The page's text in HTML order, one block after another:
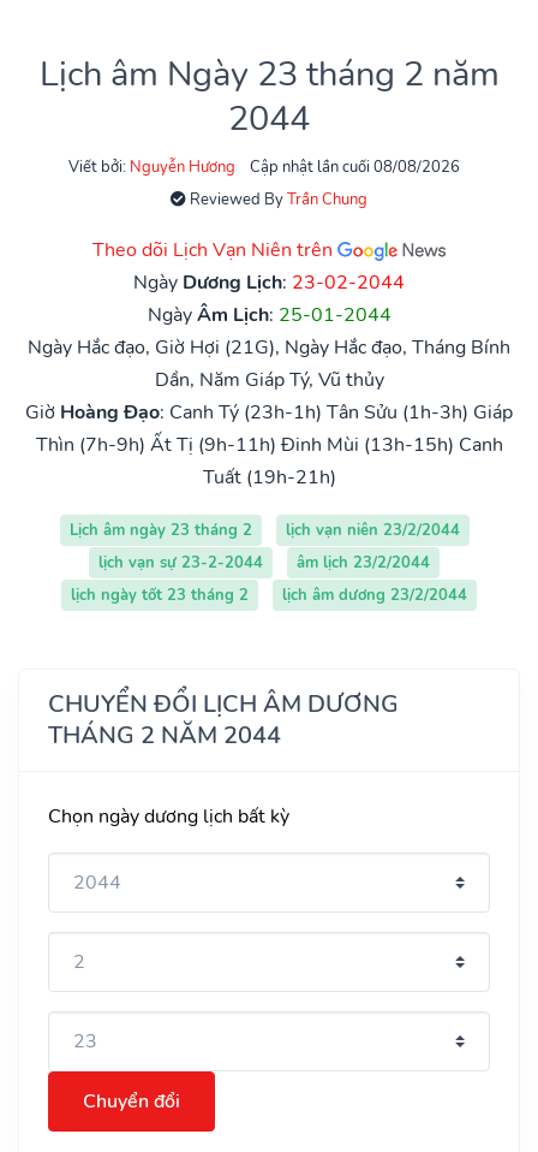
Lịch âm Ngày 23 tháng 2 năm
2044
Viết bởi: Nguyễn Hương
Cập nhật lần cuối 08/08/2026
Reviewed ByTrần Chung
Theo dõi Lịch Vạn Niên trên
Ngày Dương Lịch: 23-02-2044
NgàyÂm Lịch: 25-01-2044
Ngày Hắc đạo, Giờ Hợi (21G), Ngày Hắc đạo, Tháng Bính
Dần, Năm Giáp Tý, Vũ thủy
Giờ Hoàng Đạo: Canh Tý (23h-1h) Tân Sửu (1h-3h) Giáp
Thìn (7h-9h) Ất Tị (9h-11h) Đinh Mùi (13h-15h) Canh
Tuất (19h-21h)
Lịch âm ngày 23 tháng 2
lịch vạn niên 23/2/2044
lịch vạn sự 23-2-2044
âm lịch 23/2/2044
lịch ngày tốt 23 tháng 2
lịch âm dương 23/2/2044
CHUYỂN ĐỔI LỊCH ÂM DƯƠNG
THÁNG 2 NĂM 2044
Chọn ngày dương lịch bất kỳ
Chuyển đổi